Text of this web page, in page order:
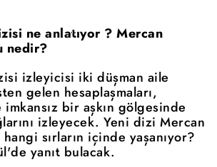
ne anlatıyor ? Mercan
nedir?
izleyicisi iki düşman aile
gelen hesaplaşmaları,
imkansız bir aşkın gölgesinde
izleyecek. Yeni dizi Mercan
sırların içinde yaşanıyor?
yanıt bulacak.